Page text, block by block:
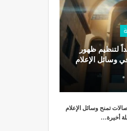
لتنظيم ظهور
وسائل الإعلام
تمنح وسائل الإعلام
أخيرة…